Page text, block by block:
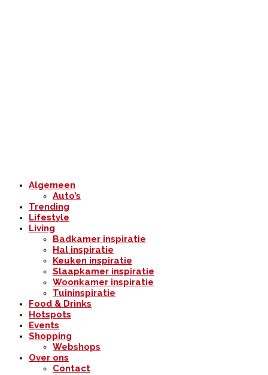
Algemeen
Auto’s
Trending
Lifestyle
Living
Badkamer inspiratie
Hal inspiratie
Keuken inspiratie
Slaapkamer inspiratie
Woonkamer inspiratie
Tuininspiratie
Food & Drinks
Hotspots
Events
Shopping
Webshops
Over ons
Contact